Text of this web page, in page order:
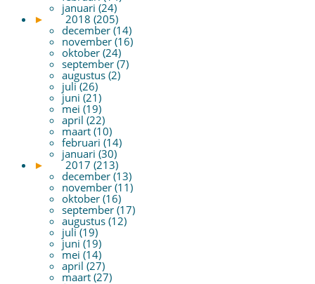
januari (24)
►
2018 (205)
december (14)
november (16)
oktober (24)
september (7)
augustus (2)
juli (26)
juni (21)
mei (19)
april (22)
maart (10)
februari (14)
januari (30)
►
2017 (213)
december (13)
november (11)
oktober (16)
september (17)
augustus (12)
juli (19)
juni (19)
mei (14)
april (27)
maart (27)